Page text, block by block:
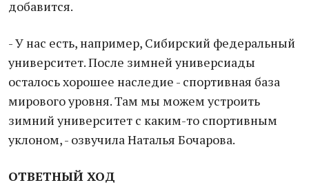
добавится.
- У нас есть, например, Сибирский федеральный
университет. После зимней универсиады
осталось хорошее наследие - спортивная база
мирового уровня. Там мы можем устроить
зимний университет с каким-то спортивным
уклоном, - озвучила Наталья Бочарова.
ОТВЕТНЫЙ ХОД